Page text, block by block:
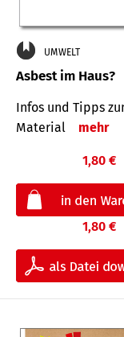
UMWELT
Asbest im Haus?
Infos und Tipps
Mate­rial
mehr
1,80 €
1,80 €